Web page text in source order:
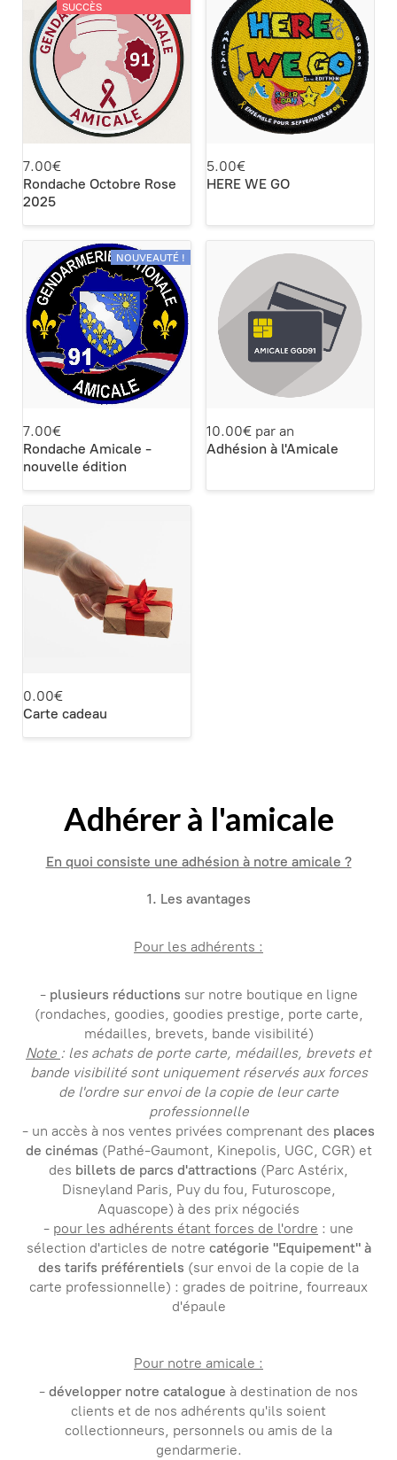
SUCCÈS
7.00€
Rondache Octobre Rose
2025
5.00€
HERE WE GO
NOUVEAUTÉ !
7.00€
Rondache Amicale -
nouvelle édition
10.00€ par an
Adhésion à l'Amicale
0.00€
Carte cadeau
Adhérer à l'amicale
En quoi consiste une adhésion à notre amicale ?
1. Les avantages
Pour les adhérents :
- plusieurs réductions sur notre boutique en ligne
(rondaches, goodies, goodies prestige, porte carte,
médailles, brevets, bande visibilité)
Note : les achats de porte carte, médailles, brevets et
bande visibilité sont uniquement réservés aux forces
de l'ordre sur envoi de la copie de leur carte
professionnelle
- un accès à nos ventes privées comprenant des places
de cinémas (Pathé-Gaumont, Kinepolis, UGC, CGR) et
des billets de parcs d'attractions (Parc Astérix,
Disneyland Paris, Puy du fou, Futuroscope,
Aquascope) à des prix négociés
- pour les adhérents étant forces de l'ordre : une
sélection d'articles de notre catégorie "Equipement" à
des tarifs préférentiels (sur envoi de la copie de la
carte professionnelle) : grades de poitrine, fourreaux
d'épaule
Pour notre amicale :
- développer notre catalogue à destination de nos
clients et de nos adhérents qu'ils soient
collectionneurs, personnels ou amis de la
gendarmerie.